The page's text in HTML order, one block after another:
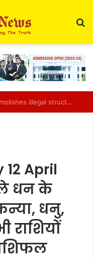
Chhattisgarh food safety team finds two of three paneer samples sub-standard in Raipur
April
धन के
धनु,
राशियों